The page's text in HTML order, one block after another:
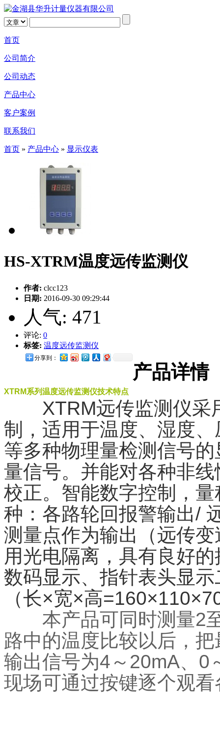
首页
公司简介
公司动态
产品中心
客户案例
联系我们
首页 » 产品中心 » 显示仪表
HS-XTRM温度远传监测仪
作者: clcc123
日期: 2016-09-30 09:29:44
人气: 471
评论: 0
标签: 温度远传监测仪
分享到：
产品详情
XTRM系列温度远传监测仪技术特点
XTRM远传监测仪采
制，适用于温度、湿度
等多种物理量检测信号
量信号。并能对各种非
校正。智能数字控制，
种：各路轮回报警输出/
测量点作为输出（远传
用光电隔离，具有良好
数码显示、指针表头显
（长×宽×高
本产品可同时测量2至
路中的温度比较以后，
输出信号为4～20mA、0
现场可通过按键逐个观